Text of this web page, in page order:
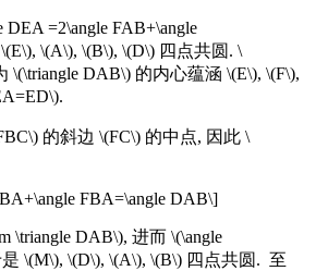
DEA =2\angle FAB+\angle
\(A\), \(B\), \(D\) 四点共圆. \
\(\triangle DAB\) 的内心蕴涵 \(E\), \(F\),
的斜边 \(FC\) 的中点, 因此 \
FBA=\angle DAB\]
\triangle DAB\), 进而 \(\angle
\(M\), \(D\), \(A\), \(B\) 四点共圆. 至